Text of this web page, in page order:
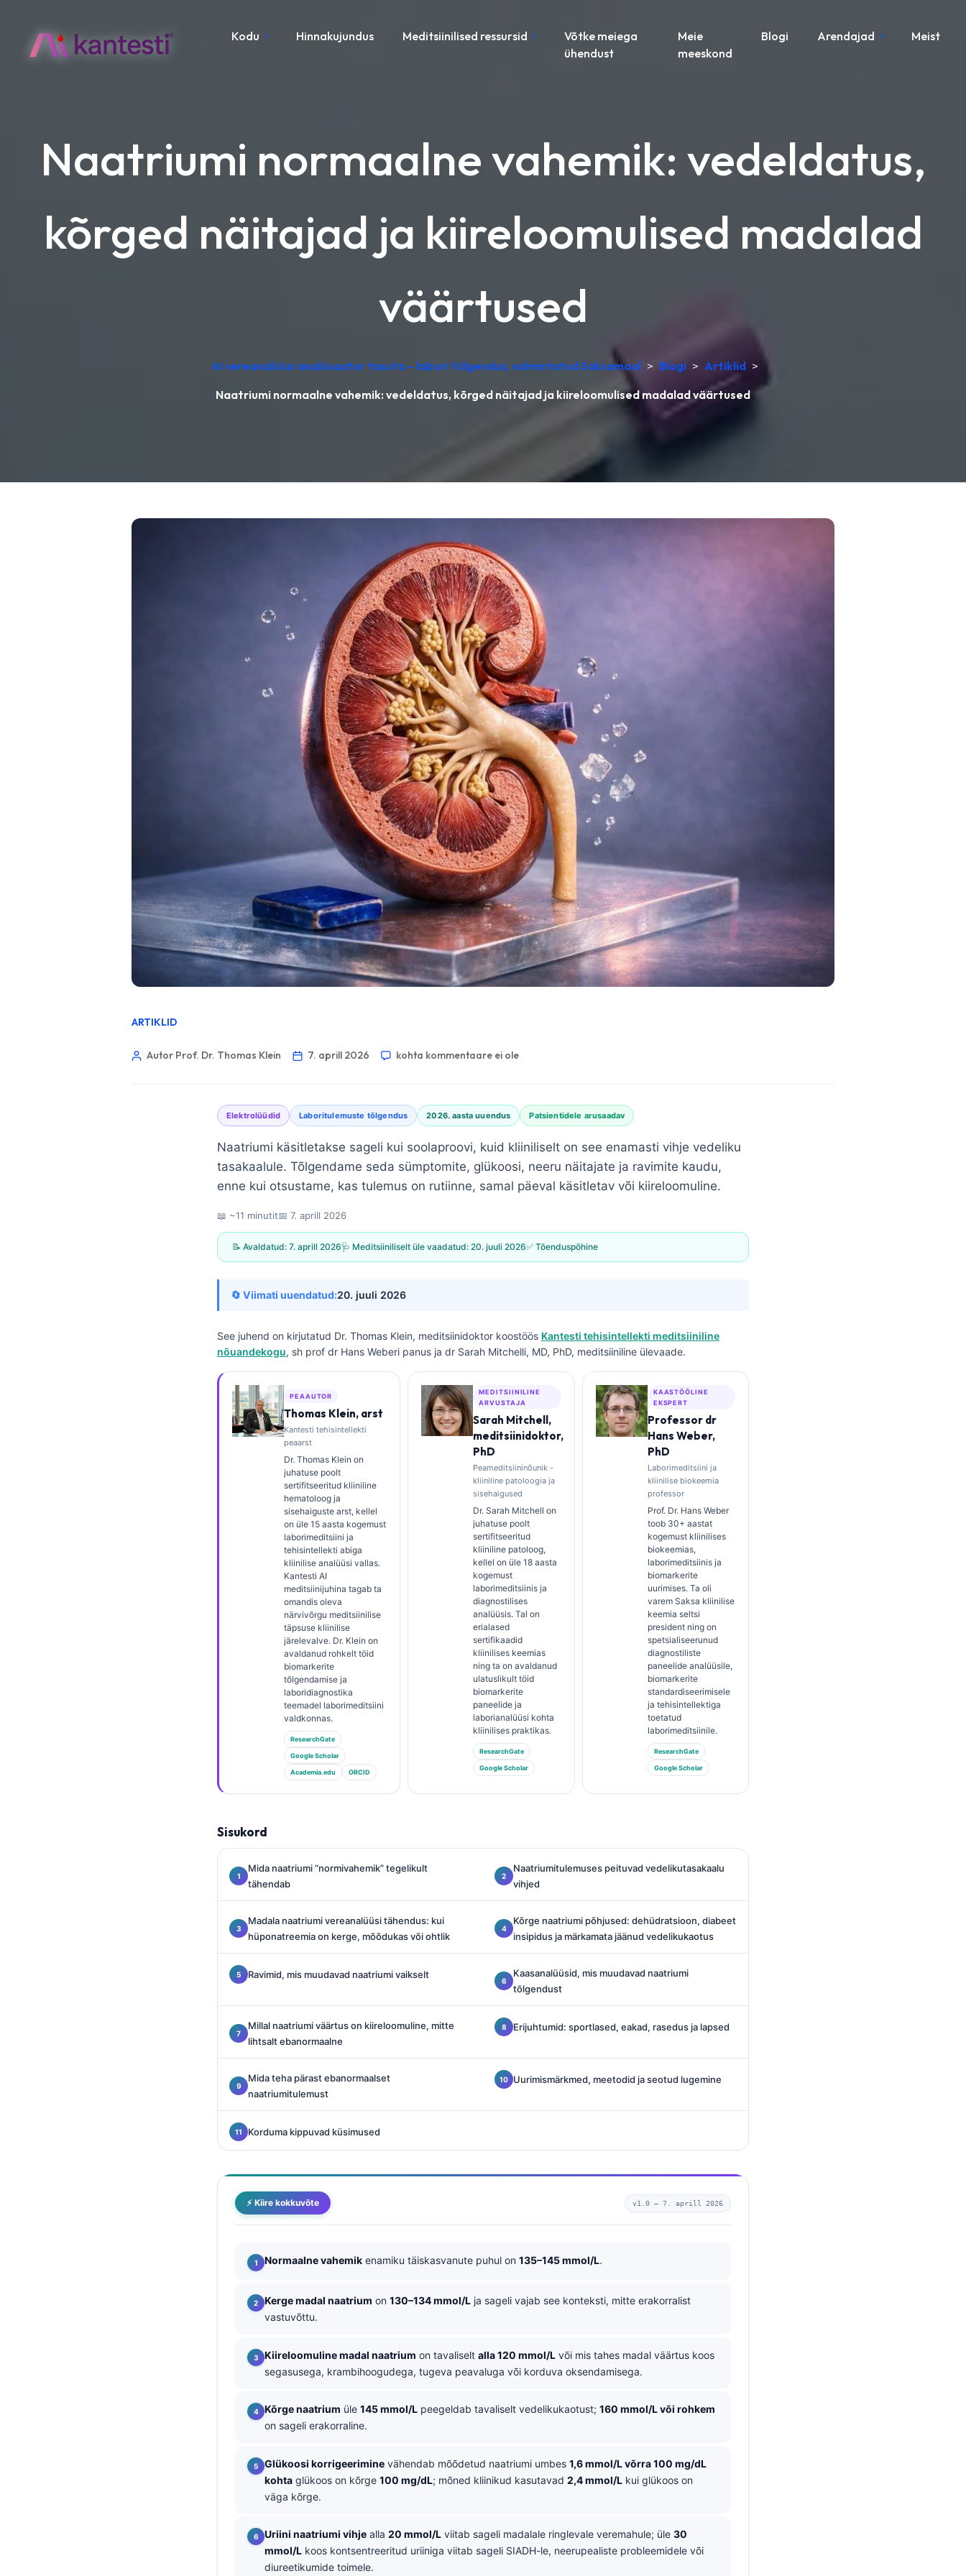
Kodu Hinnakujundus Meditsiinilised ressursid
Võtke meiega
ühendust
Meie
meeskond
Blogi Arendajad Meist
Naatriumi normaalne vahemik: vedeldatus,
kõrged näitajad ja kiireloomulised madalad
väärtused
AI vereanalüüsi analüsaator tasuta – labori tõlgendus, valmistatud Saksamaal > Blogi > Artiklid >
Naatriumi normaalne vahemik: vedeldatus, kõrged näitajad ja kiireloomulised madalad väärtused
ARTIKLID
Autor Prof. Dr. Thomas Klein 7. aprill 2026 kohta kommentaare ei ole
Elektrolüüdid Laboritulemuste tõlgendus 2026. aasta uuendus Patsientidele arusaadav
Naatriumi käsitletakse sageli kui soolaproovi, kuid kliiniliselt on see enamasti vihje vedeliku
tasakaalule. Tõlgendame seda sümptomite, glükoosi, neeru näitajate ja ravimite kaudu,
enne kui otsustame, kas tulemus on rutiinne, samal päeval käsitletav või kiireloomuline.
📖 ~11 minutit📅 7. aprill 2026
📝 Avaldatud: 7. aprill 2026🩺 Meditsiiniliselt üle vaadatud: 20. juuli 2026✅ Tõenduspõhine
🔄 Viimati uuendatud:20. juuli 2026
See juhend on kirjutatud Dr. Thomas Klein, meditsiinidoktor koostöös Kantesti tehisintellekti meditsiiniline
nõuandekogu, sh prof dr Hans Weberi panus ja dr Sarah Mitchelli, MD, PhD, meditsiiniline ülevaade.
PEAAUTOR
Thomas Klein, arst
Kantesti tehisintellekti
peaarst
Dr. Thomas Klein on
juhatuse poolt
sertifitseeritud kliiniline
hematoloog ja
sisehaiguste arst, kellel
on üle 15 aasta kogemust
laborimeditsiini ja
tehisintellekti abiga
kliinilise analüüsi vallas.
Kantesti AI
meditsiinijuhina tagab ta
omandis oleva
närvivõrgu meditsiinilise
täpsuse kliinilise
järelevalve. Dr. Klein on
avaldanud rohkelt töid
biomarkerite
tõlgendamise ja
laboridiagnostika
teemadel laborimeditsiini
valdkonnas.
ResearchGate
Google Scholar
Academia.edu ORCID
MEDITSIINILINE
ARVUSTAJA
Sarah Mitchell,
meditsiinidoktor,
PhD
Peameditsiininõunik -
kliiniline patoloogia ja
sisehaigused
Dr. Sarah Mitchell on
juhatuse poolt
sertifitseeritud
kliiniline patoloog,
kellel on üle 18 aasta
kogemust
laborimeditsiinis ja
diagnostilises
analüüsis. Tal on
erialased
sertifikaadid
kliinilises keemias
ning ta on avaldanud
ulatuslikult töid
biomarkerite
paneelide ja
laborianalüüsi kohta
kliinilises praktikas.
ResearchGate
Google Scholar
KAASTÖÖLINE
EKSPERT
Professor dr
Hans Weber,
PhD
Laborimeditsiini ja
kliinilise biokeemia
professor
Prof. Dr. Hans Weber
toob 30+ aastat
kogemust kliinilises
biokeemias,
laborimeditsiinis ja
biomarkerite
uurimises. Ta oli
varem Saksa kliinilise
keemia seltsi
president ning on
spetsialiseerunud
diagnostiliste
paneelide analüüsile,
biomarkerite
standardiseerimisele
ja tehisintellektiga
toetatud
laborimeditsiinile.
ResearchGate
Google Scholar
Sisukord
Mida naatriumi “normivahemik” tegelikult
tähendab
Naatriumitulemuses peituvad vedelikutasakaalu
vihjed
Madala naatriumi vereanalüüsi tähendus: kui
hüponatreemia on kerge, mõõdukas või ohtlik
Kõrge naatriumi põhjused: dehüdratsioon, diabeet
insipidus ja märkamata jäänud vedelikukaotus
Ravimid, mis muudavad naatriumi vaikselt
Kaasanalüüsid, mis muudavad naatriumi
tõlgendust
Millal naatriumi väärtus on kiireloomuline, mitte
lihtsalt ebanormaalne
Erijuhtumid: sportlased, eakad, rasedus ja lapsed
Mida teha pärast ebanormaalset
naatriumitulemust
Uurimismärkmed, meetodid ja seotud lugemine
Korduma kippuvad küsimused
⚡ Kiire kokkuvõte v1.0 — 7. aprill 2026
Normaalne vahemik enamiku täiskasvanute puhul on 135–145 mmol/L.
Kerge madal naatrium on 130–134 mmol/L ja sageli vajab see konteksti, mitte erakorralist
vastuvõttu.
Kiireloomuline madal naatrium on tavaliselt alla 120 mmol/L või mis tahes madal väärtus koos
segasusega, krambihoogudega, tugeva peavaluga või korduva oksendamisega.
Kõrge naatrium üle 145 mmol/L peegeldab tavaliselt vedelikukaotust; 160 mmol/L või rohkem
on sageli erakorraline.
Glükoosi korrigeerimine vähendab mõõdetud naatriumi umbes 1,6 mmol/L võrra 100 mg/dL
kohta glükoos on kõrge 100 mg/dL; mõned kliinikud kasutavad 2,4 mmol/L kui glükoos on
väga kõrge.
Uriini naatriumi vihje alla 20 mmol/L viitab sageli madalale ringlevale veremahule; üle 30
mmol/L koos kontsentreeritud uriiniga viitab sageli SIADH-le, neerupealiste probleemidele või
diureetikumide toimele.